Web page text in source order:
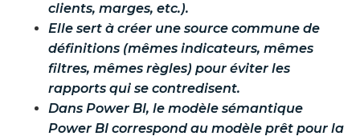
clients, marges, etc.).
Elle sert à créer une source commune de
définitions (mêmes indicateurs, mêmes
filtres, mêmes règles) pour éviter les
rapports qui se contredisent.
Dans Power BI, le modèle sémantique
Power BI correspond au modèle prêt pour la